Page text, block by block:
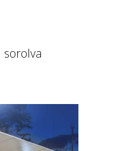
sorolva